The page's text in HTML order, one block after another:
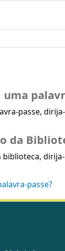
passe,
da
passe?